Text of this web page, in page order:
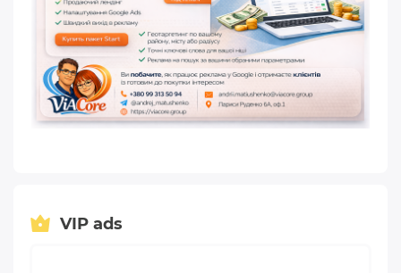
VIP ads